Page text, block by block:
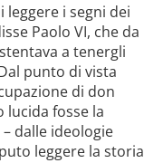
i segni dei
Paolo VI, che da
a tenergli
punto di vista
di don
lucida fosse la
dalle ideologie
leggere la storia